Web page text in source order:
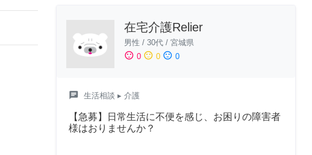
在宅介護Relier
男性 / 30代 / 宮城県
sentiment_satisfied 0 sentiment_neutral 0 sentiment_dissatisfied 0
chat 生活相談 ▸ 介護
【急募】日常生活に不便を感じ、お困りの障害者
様はおりませんか？